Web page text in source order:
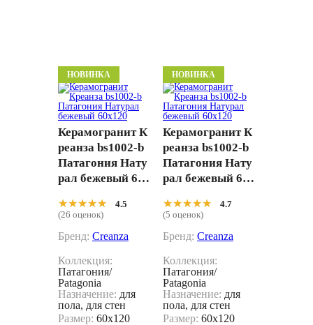
интернет-магазине, придя в шоу-рум по адресу
Нахимовский проспект д.32 или позвонив по телефонам 8
(800) 333-46-24,+7 (495) 565-31-21.
НОВИНКА
Керамогранит К
реанза bs1002-b
Патагония Нату
рал бежевый 60x
★★★★★
★★★★★
4.5
(26 оценок)
Бренд: Creanza
Коллекция:
Патагония/
Patagonia
Назначение: для
пола, для стен
Размер: 60x120
НОВИНКА
Керамогранит К
реанза bs1002-b
Патагония Нату
рал бежевый 60x
★★★★★
★★★★★
4.7
(5 оценок)
Бренд: Creanza
Коллекция:
Патагония/
Patagonia
Назначение: для
пола, для стен
Размер: 60x120